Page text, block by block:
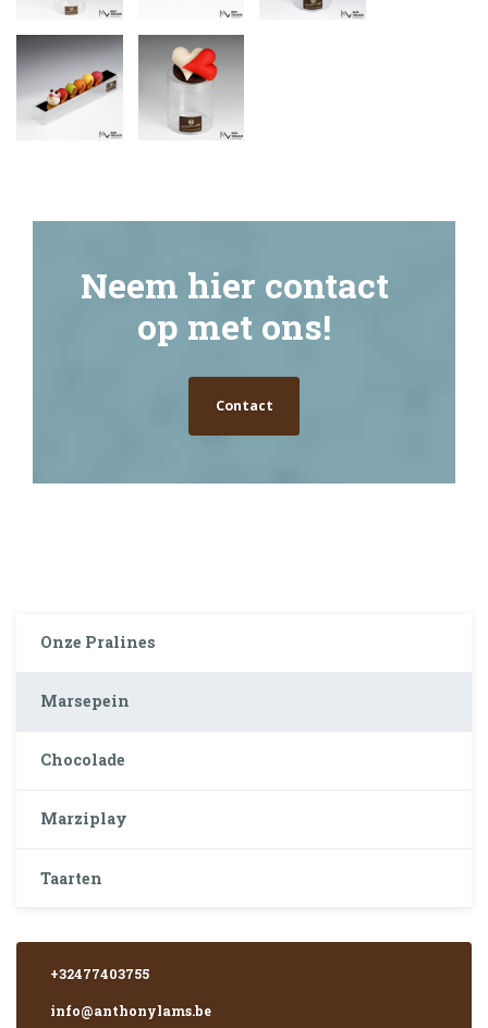
Neem hier contact
op met ons!
Contact
Onze Pralines
Marsepein
Chocolade
Marziplay
Taarten
+32477403755
info@anthonylams.be